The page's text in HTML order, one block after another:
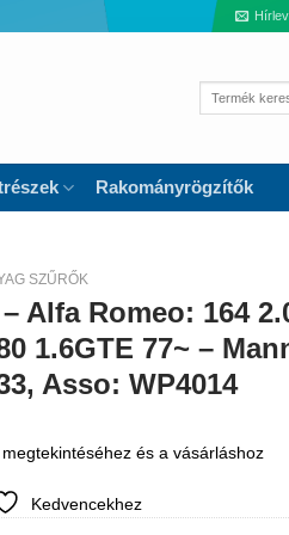
Keresés
Rakományrögzítők
SZŰRŐK
Alfa Romeo: 164
1.6GTE 77~ –
Asso: WP4014
és a vásárláshoz
Kedvencekhez